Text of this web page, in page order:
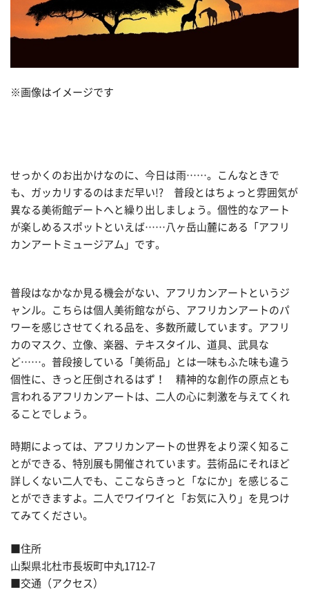
※画像はイメージです
せっかくのお出かけなのに、今日は雨……。こんなときで
も、ガッカリするのはまだ早い!? 普段とはちょっと雰囲気が
異なる美術館デートへと繰り出しましょう。個性的なアート
が楽しめるスポットといえば……八ヶ岳山麓にある「アフリ
カンアートミュージアム」です。
普段はなかなか見る機会がない、アフリカンアートというジ
ャンル。こちらは個人美術館ながら、アフリカンアートのパ
ワーを感じさせてくれる品を、多数所蔵しています。アフリ
カのマスク、立像、楽器、テキスタイル、道具、武具な
ど……。普段接している「美術品」とは一味もふた味も違う
個性に、きっと圧倒されるはず！ 精神的な創作の原点とも
言われるアフリカンアートは、二人の心に刺激を与えてくれ
ることでしょう。
時期によっては、アフリカンアートの世界をより深く知るこ
とができる、特別展も開催されています。芸術品にそれほど
詳しくない二人でも、ここならきっと「なにか」を感じるこ
とができますよ。二人でワイワイと「お気に入り」を見つけ
てみてください。
■住所
山梨県北杜市長坂町中丸1712-7
■交通（アクセス）